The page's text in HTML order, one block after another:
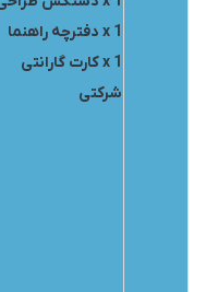
1 x دفترچه راهنما
1 x کارت گارانتی
شرکتی